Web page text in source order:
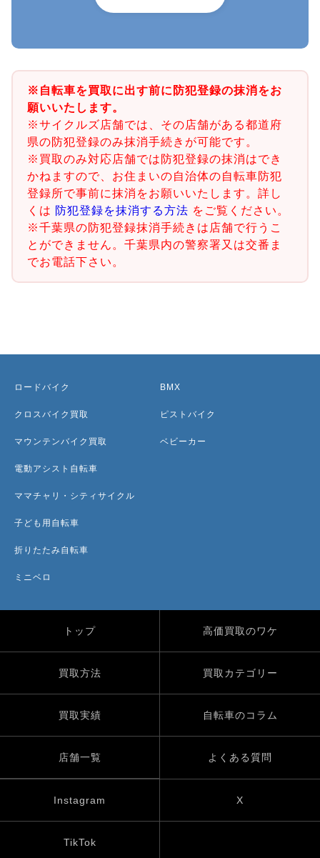
※自転車を買取に出す前に防犯登録の抹消をお
願いいたします。
※サイクルズ店舗では、その店舗がある都道府
県の防犯登録のみ抹消手続きが可能です。
※買取のみ対応店舗では防犯登録の抹消はでき
かねますので、お住まいの自治体の自転車防犯
登録所で事前に抹消をお願いいたします。詳し
くは 防犯登録を抹消する方法 をご覧ください。
※千葉県の防犯登録抹消手続きは店舗で行うこ
とができません。千葉県内の警察署又は交番ま
でお電話下さい。
ロードバイク
クロスバイク買取
マウンテンバイク買取
電動アシスト自転車
ママチャリ・シティサイクル
子ども用自転車
折りたたみ自転車
ミニベロ
BMX
ピストバイク
ベビーカー
トップ 高価買取のワケ
買取方法 買取カテゴリー
買取実績 自転車のコラム
店舗一覧 よくある質問
Instagram X
TikTok